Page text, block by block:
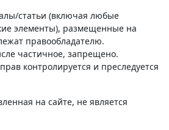
статьи (включая любые
элементы), размещенные на
правообладателю.
частичное, запрещено.
контролируется и преследуется
на сайте, не является